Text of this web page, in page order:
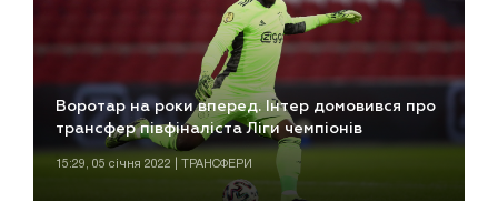
Воротар на роки вперед. Інтер домовився про
трансфер півфіналіста Ліги чемпіонів
15:29, 05 січня 2022 | ТРАНСФЕРИ